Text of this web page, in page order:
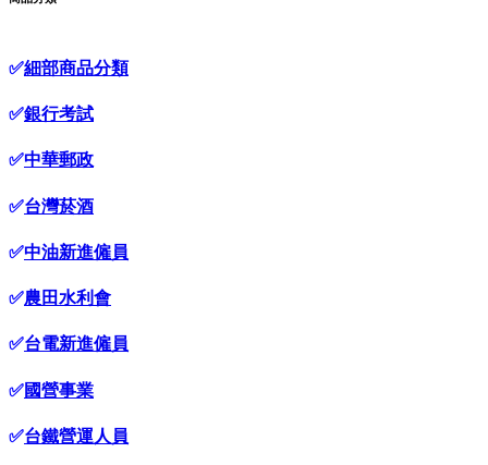
✅細部商品分類
✅銀行考試
✅中華郵政
✅台灣菸酒
✅中油新進僱員
✅農田水利會
✅台電新進僱員
✅國營事業
✅台鐵營運人員